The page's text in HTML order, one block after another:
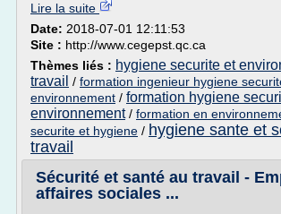
Lire la suite
Date: 2018-07-01 12:11:53
Site : http://www.cegepst.qc.ca
Thèmes liés : hygiene securite et
travail / formation ingenieur hygiene
environnement / formation hygiene
environnement/ formation en
securite et hygiene / hygiene sante et
travail
Sécurité et santé au travail -
affaires sociales ...